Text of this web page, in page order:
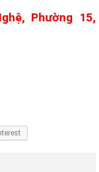
Phường 15,